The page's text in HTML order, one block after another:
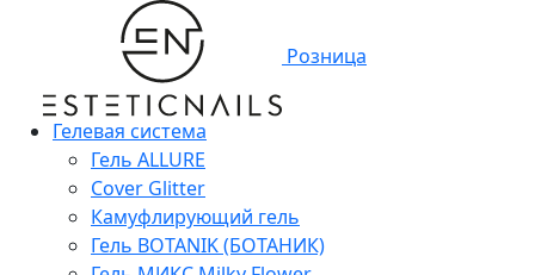
Розница
Гелевая система
Гель ALLURE
Cover Glitter
Камуфлирующий гель
Гель BOTANIK (БОТАНИК)